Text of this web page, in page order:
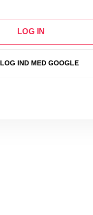
LOG IN
LOG IND MED GOOGLE